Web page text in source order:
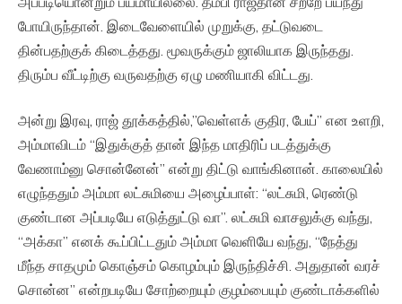
போயிருந்தான். இடைவேளையில் முறுக்கு, தட்டுவடை
தின்பதற்குக் கிடைத்தது. மூவருக்கும் ஜாலியாக இருந்தது.
திரும்ப வீட்டிற்கு வருவதற்கு ஏழு மணியாகி விட்டது.
அன்று இரவு, ராஜ் தூக்கத்தில்,”வெள்ளக் குதிர, பேய்” என உளறி,
அம்மாவிடம் “இதுக்குத் தான் இந்த மாதிரிப் படத்துக்கு
வேணாம்னு சொன்னேன்” என்று திட்டு வாங்கினான். காலையில்
எழுந்ததும் அம்மா லட்சுமியை அழைப்பாள்: “லட்சுமி, ரெண்டு
குண்டான அப்படியே எடுத்துட்டு வா”. லட்சுமி வாசலுக்கு வந்து,
“அக்கா” எனக் கூப்பிட்டதும் அம்மா வெளியே வந்து, “நேத்து
மீந்த சாதமும் கொஞ்சம் கொழம்பும் இருந்திச்சி. அதுதான் வரச்
சொன்ன” என்றபடியே சோற்றையும் குழம்பையும் குண்டாக்களில்